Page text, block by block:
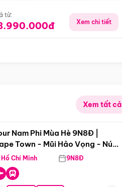
từ:
Xem chi tiết
Xem tất cả
Điểm nổi bật
Nam Phi Mùa Hè 9N8Đ |
Town - Mũi Hảo Vọng - Núi
- Johannesburg - Pretoria -
- Lodge
Hồ Chí Minh 9N8Đ